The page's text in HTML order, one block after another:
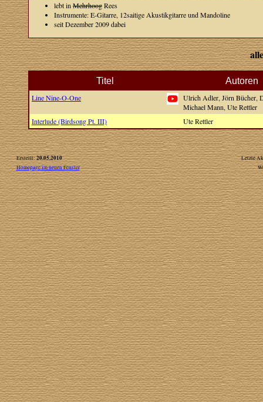
lebt in MehrhoogRees
Instrumente: E-Gitarre, 12saitige Akustikgitarre und Mandoline
seit Dezember 2009 dabei
Titel Autoren
Line Nine-O-One
Ulrich Adler, Jörn Bücher,
Michael Mann, Ute Rettler
Interlude (Birdsong Pt. III)
Ute Rettler
Erstellt:20.05.2010
Letzte
Homepage im neuen Fenster